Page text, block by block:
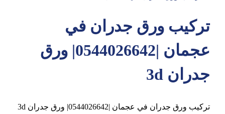
تركيب ورق جدران في
عجمان |0544026642| ورق
جدران 3d
تركيب ورق جدران في عجمان |0544026642| ورق جدران 3d